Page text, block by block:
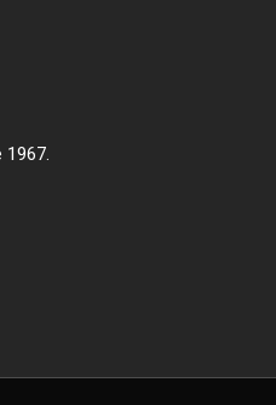
1967.